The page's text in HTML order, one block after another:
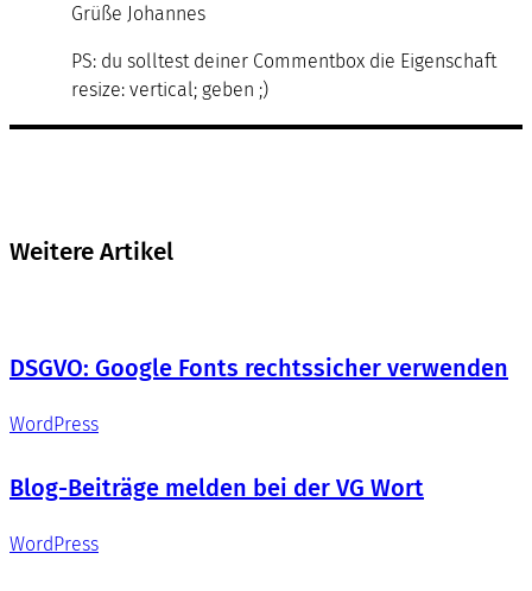
Grüße Johannes
PS: du solltest deiner Commentbox die Eigenschaft
resize: vertical; geben ;)
Weitere Artikel
DSGVO: Google Fonts rechtssicher verwenden
WordPress
Blog-Beiträge melden bei der VG Wort
WordPress